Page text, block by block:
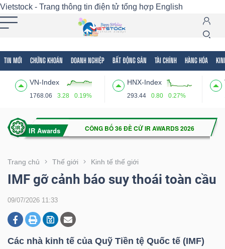
Vietstock - Trang thông tin điện tử tổng hợp English
TIN MỚI CHỨNG KHOÁN DOANH NGHIỆP BẤT ĐỘNG SẢN TÀI CHÍNH HÀNG HÓA
VN-Index
1768.06 3.28 0.19%
HNX-Index
293.44 0.80 0.27%
Trang chủ Thế giới Kinh tế thế giới
IMF gỡ cảnh báo suy thoái toàn cầu
09/07/2026 11:33
Các nhà kinh tế của Quỹ Tiền tệ Quốc tế (IMF)
Tất cả Tính năng Ngành Mã chứng khoán
Tính
(-)
VIETSTOCK
CHỨNG
KHOÁN